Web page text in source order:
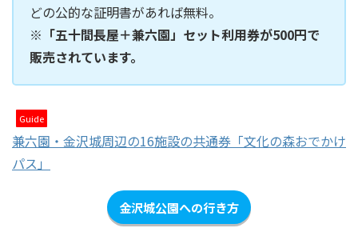
どの公的な証明書があれば無料。
※「五十間長屋＋兼六園」セット利用券が500円で
販売されています。
Guide
兼六園・金沢城周辺の16施設の共通券「文化の森おでかけ
パス」
金沢城公園への行き方